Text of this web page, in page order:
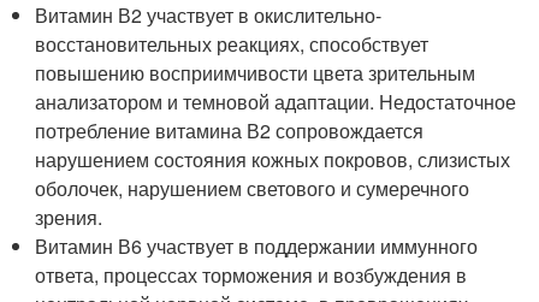
Витамин В2 участвует в окислительно-
восстановительных реакциях, способствует
повышению восприимчивости цвета зрительным
анализатором и темновой адаптации. Недостаточное
потребление витамина В2 сопровождается
нарушением состояния кожных покровов, слизистых
оболочек, нарушением светового и сумеречного
зрения.
Витамин В6 участвует в поддержании иммунного
ответа, процессах торможения и возбуждения в